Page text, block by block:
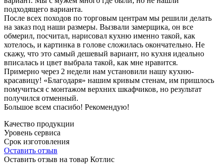
подходящего варианта.
После всех походов по торговым центрам мы решили делать
на заказ под наши размеры. Вызвали замерщика, он все
обмерил, посчитал, нарисовал кухню именно такой, как
хотелось, и картинка в голове сложилась окончательно. Не
скажу, что это самый дешевый вариант, но кухня идеально
вписалась и цвет выбрала такой, как мне нравится.
Примерно через 2 недели нам установили нашу кухню-
красавицу! «Благодаря» нашим кривым стенам, им пришлось
помучиться с монтажом верхних шкафчиков, но результат
получился отменный.
Большое всем спасибо! Рекомендую!
Качество продукции
Уровень сервиса
Срок изготовления
Оставить отзыв
Оставить отзыв на товар Котлис